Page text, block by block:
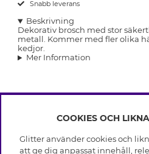
Snabb leverans
Beskrivning
Dekorativ brosch med stor
metall. Kommer med fler olika
kedjor.
Mer Information
INFO
COOKIES OCH
Glitter använder cookies och
att ge dig anpassat innehåll,